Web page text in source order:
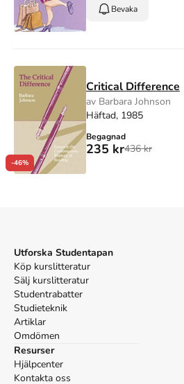
Bevaka
-46%
Critical Difference
av Barbara Johnson
Häftad, 1985
Begagnad
235 kr436 kr
Utforska Studentapan
Köp kurslitteratur
Sälj kurslitteratur
Studentrabatter
Studieteknik
Artiklar
Omdömen
Resurser
Hjälpcenter
Kontakta oss